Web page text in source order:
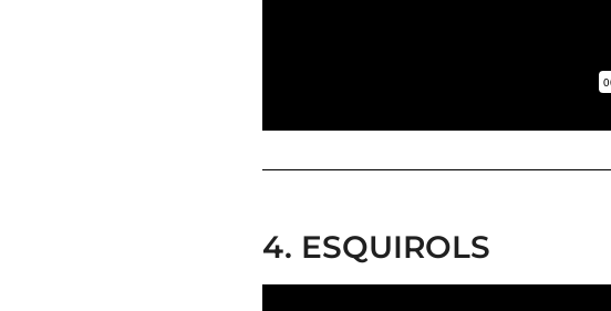
4. ESQUIROLS